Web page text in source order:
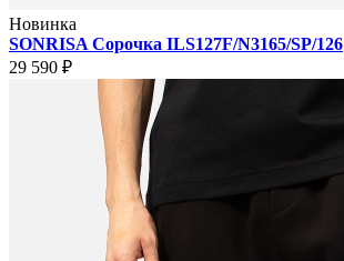
Новинка
SONRISA Сорочка ILS127F/N3165/SP/126
29 590 ₽